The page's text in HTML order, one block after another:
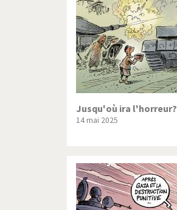
Jusqu'où ira l'horreur?
14 mai 2025